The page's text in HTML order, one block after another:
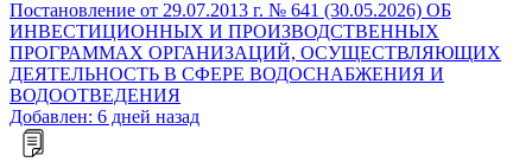
Постановление от 29.07.2013 г. № 641 (30.05.2026) ОБ
ИНВЕСТИЦИОННЫХ И ПРОИЗВОДСТВЕННЫХ
ПРОГРАММАХ ОРГАНИЗАЦИЙ, ОСУЩЕСТВЛЯЮЩИХ
ДЕЯТЕЛЬНОСТЬ В СФЕРЕ ВОДОСНАБЖЕНИЯ И
ВОДООТВЕДЕНИЯ
Добавлен: 6 дней назад